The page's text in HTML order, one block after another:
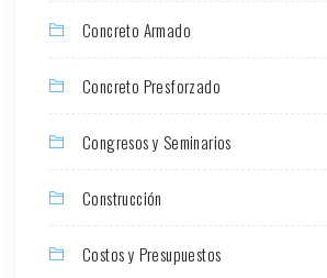
Concreto Armado
Concreto Presforzado
Congresos y Seminarios
Construcción
Costos y Presupuestos